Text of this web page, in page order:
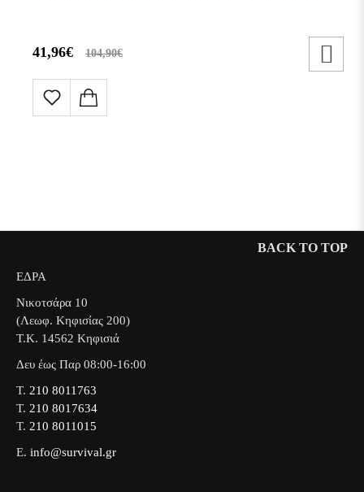
41,96€ 104,90€
BACK TO TOP
ΕΔΡΑ
Νικοτσάρα 10
(Λεωφ. Κηφισίας 200)
Τ.Κ. 14562 Κηφισιά
Δευ έως Παρ 08:00-16:00
Τ. 210 8011763
Τ. 210 8017634
Τ. 210 8011015
Ε. info@survival.gr